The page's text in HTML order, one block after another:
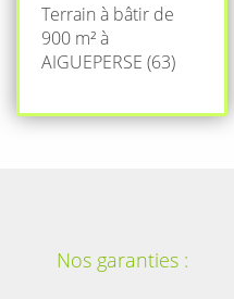
Terrain à bâtir de
900 m² à
AIGUEPERSE (63)
Nos garanties :